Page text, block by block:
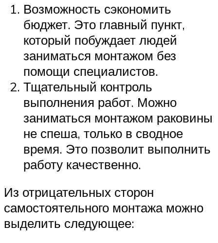
Возможность сэкономить
бюджет. Это главный пункт,
который побуждает людей
заниматься монтажом без
помощи специалистов.
Тщательный контроль
выполнения работ. Можно
заниматься монтажом раковины
не спеша, только в сводное
время. Это позволит выполнить
работу качественно.
Из отрицательных сторон
самостоятельного монтажа можно
выделить следующее: